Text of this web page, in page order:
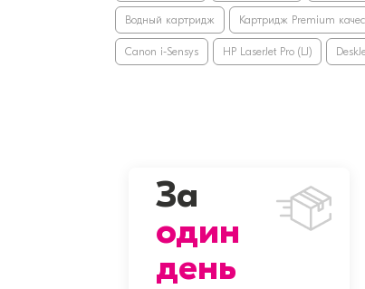
Водный картридж Картридж Premium
Canon i-Sensys HP LaserJet Pro (LJ)
За
один
день